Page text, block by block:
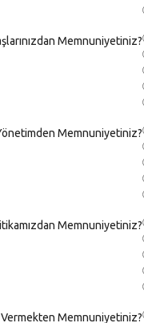
Memnuniyetiniz?
Memnuniyetiniz?
Memnuniyetiniz?
Memnuniyetiniz?